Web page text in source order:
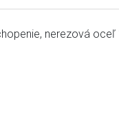
nerezová